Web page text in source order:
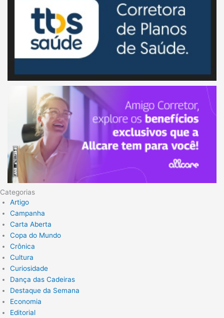
Categorias
Artigo
Campanha
Carta Aberta
Copa do Mundo
Crônica
Cultura
Curiosidade
Dança das Cadeiras
Destaque da Semana
Economia
Editorial